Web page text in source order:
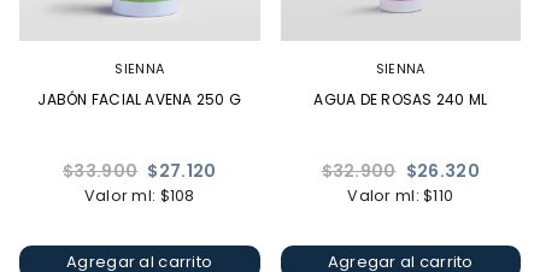
SIENNA
JABÓN FACIAL AVENA 250 G
Precio
habitual
$33.900 $27.120
Valor ml: $108
Agregar al carrito
SIENNA
AGUA DE ROSAS 240 ML
Precio
habitual
$32.900 $26.320
Valor ml: $110
Agregar al carrito